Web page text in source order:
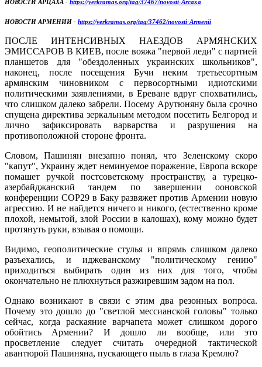
НОВОСТИ АРЦАХА - https://yerkramas.org/tag/37467/novosti-Arcaxa
НОВОСТИ АРМЕНИИ - https://yerkramas.org/tag/37462/novosti-Armenii
ПОСЛЕ ИНТЕНСИВНЫХ НАЕЗДОВ АРМЯНСКИХ
ЭМИССАРОВ В КИЕВ, после вояжа "первой леди" с партией
планшетов для "обездоленных украинских школьников",
наконец, после посещения Бучи неким третьесортным
армянским чиновником с первосортными идиотскими
политическими заявлениями, в Ереване вдруг спохватились,
что слишком далеко забрели. Посему Арутюняну была срочно
спущена директива зеркальным методом посетить Белгород и
лично зафиксировать варварства и разрушения на
противоположной стороне фронта.
Словом, Пашинян внезапно понял, что Зеленскому скоро
"капут", Украину ждет неминуемое поражение, Европа вскоре
помашет ручкой постсоветскому пространству, а турецко-
азербайджанский тандем по завершении ооновской
конференции СОР29 в Баку развяжет против Армении новую
агрессию. И не найдется ничего и никого, (естественно кроме
плохой, немытой, злой России в калошах), кому можно будет
протянуть руки, взывая о помощи.
Видимо, геополитические стулья и впрямь слишком далеко
разъехались, и иджеванскому "политическому гению"
приходиться выбирать один из них для того, чтобы
окончательно не плюхнуться разжиревшим задом на пол.
Однако возникают в связи с этим два резонных вопроса.
Почему это дошло до "светлой мессианской головы" только
сейчас, когда раскаяние варчапета может слишком дорого
обойтись Армении? И дошло ли вообще, или это
просветление следует считать очередной тактической
авантюрой Пашиняна, пускающего пыль в глаза Кремлю?